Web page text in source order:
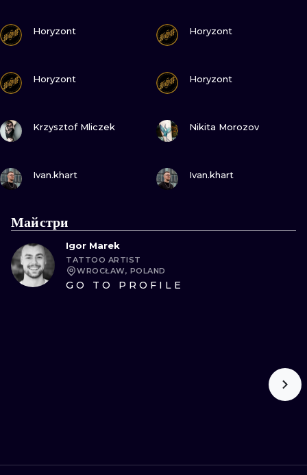
Horyzont Horyzont
Horyzont Horyzont
Krzysztof Mliczek Nikita Morozov
Ivan.khart Ivan.khart
Майстри
Igor Marek
TATTOO ARTIST
WROCŁAW, POLAND
GO TO PROFILE